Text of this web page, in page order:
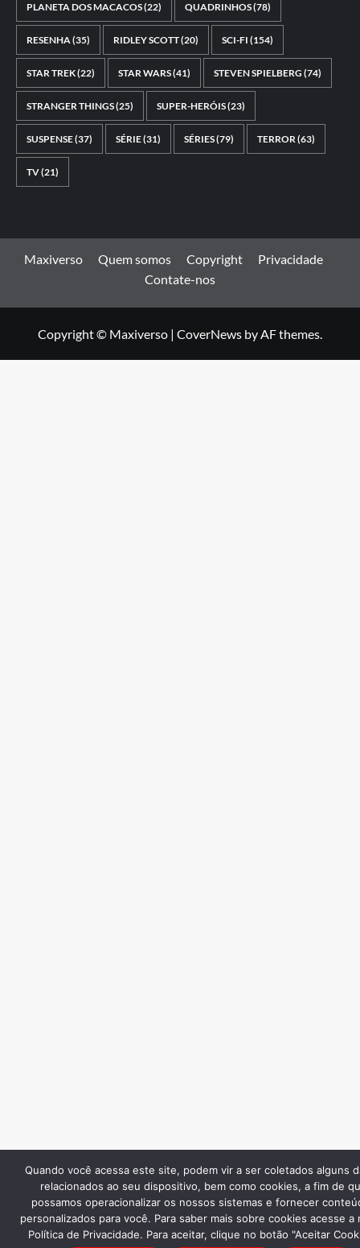
PLANETA DOS MACACOS(22) QUADRINHOS(78)
RESENHA(35) RIDLEY SCOTT(20) SCI-FI (154)
STAR TREK(22) STAR WARS(41) STEVEN SPIELBERG (74)
STRANGER THINGS(25) SUPER-HERÓIS(23)
SUSPENSE(37) SÉRIE(31) SÉRIES(79) TERROR(63)
TV(21)
Maxiverso Quem somos Copyright
Privacidade
Contate-nos
Copyright © Maxiverso | CoverNews by AF themes.
Quando você acessa este site, podem vir a ser coletados alguns
relacionados ao seu dispositivo, bem como cookies, a fim de
possamos operacionalizar os nossos sistemas e fornecer
personalizados para você. Para saber mais sobre cookies acesse a
Política de Privacidade. Para aceitar, clique no botão "Aceitar